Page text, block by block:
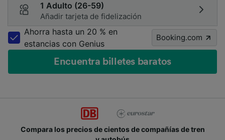
1 Adulto (26-59)
Añadir tarjeta de fidelización
Ahorra hasta un 20 % en
estancias con Genius
Booking.com
Encuentra billetes baratos
de compañías de tren
Únete a los millones de